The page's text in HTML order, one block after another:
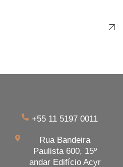
+55 11 5197 0011
Rua Bandeira
Paulista 600, 15º
andar Edifício Acyr